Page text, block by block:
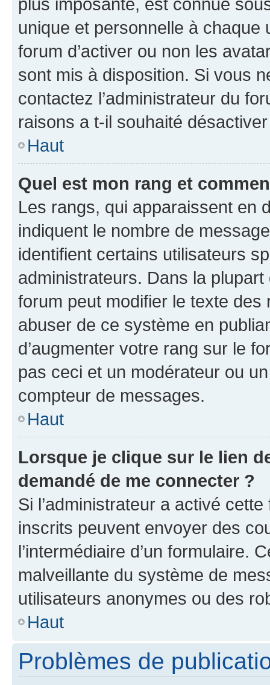
unique et personnelle à chaque
forum d’activer ou non les
sont mis à disposition. Si vous
contactez l’administrateur du
raisons a t-il souhaité
Haut
Quel est mon rang et
Les rangs, qui apparaissent en
indiquent le nombre de
identifient certains utilisateurs
administrateurs. Dans la
forum peut modifier le texte
abuser de ce système en
d’augmenter votre rang sur le
pas ceci et un modérateur ou
compteur de messages.
Haut
Lorsque je clique sur le lien
demandé de me connecter ?
Si l’administrateur a activé
inscrits peuvent envoyer des
l’intermédiaire d’un formulaire.
malveillante du système de
utilisateurs anonymes ou des
Haut
Problèmes de